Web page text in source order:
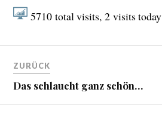
5710 total visits, 2 visits today
ZURÜCK
Das schlaucht ganz schön…